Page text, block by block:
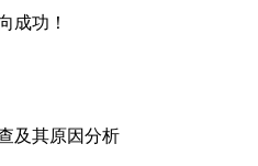
成功！
及其原因分析